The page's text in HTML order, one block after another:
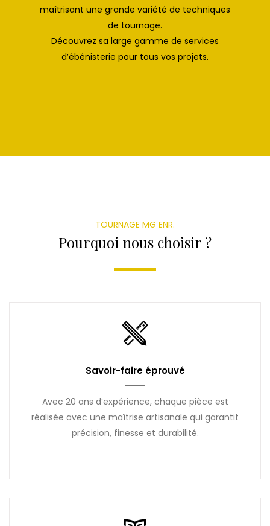
maîtrisant une grande variété de techniques
de tournage.
Découvrez sa large gamme de services
d’ébénisterie pour tous vos projets.
TOURNAGE MG ENR.
Pourquoi nous choisir ?
Savoir-faire éprouvé
Avec 20 ans d’expérience, chaque pièce est
réalisée avec une maîtrise artisanale qui garantit
précision, finesse et durabilité.